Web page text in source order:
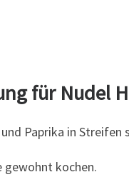
für Nudel
Paprika in Streifen
gewohnt kochen.